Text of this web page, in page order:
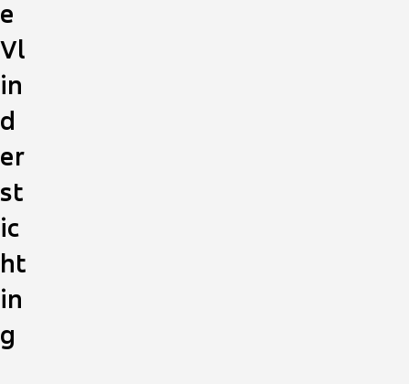
e
Vl
in
d
er
st
ic
ht
in
g